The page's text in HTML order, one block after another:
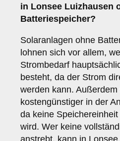
in Lonsee Luizhausen
Batteriespeicher?
Solaranlagen ohne
lohnen sich vor allem,
Strombedarf
besteht, da der Strom
werden kann. Außerdem
kostengünstiger in der
da keine
wird. Wer keine